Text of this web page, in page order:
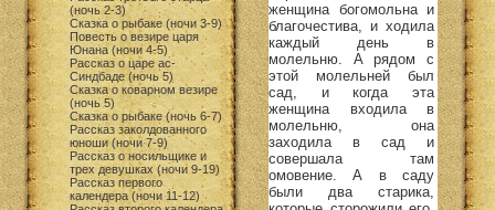
(ночь 2-3)
Сказка о рыбаке (ночи 3-9)
Повесть о везире царя
Юнана (ночи 4-5)
Рассказ о царе ас-
Синдбаде (ночь 5)
Сказка о коварном везире
(ночь 5)
Сказка о рыбаке (ночь 6-7)
Рассказ заколдованного
юноши (ночи 7-9)
Рассказ о носильщике и
трех девушках (ночи 9-19)
Рассказ первого
календера (ночи 11-12)
женщина богомольна и
благочестива, и ходила
каждый день в
молельню. А рядом с
этой молельней был
сад, и когда эта
женщина входила в
молельню, она
заходила в сад и
совершала там
омовение. А в саду
были два старика,